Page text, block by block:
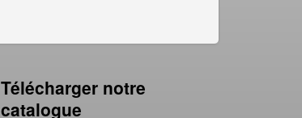
Télécharger notre
catalogue